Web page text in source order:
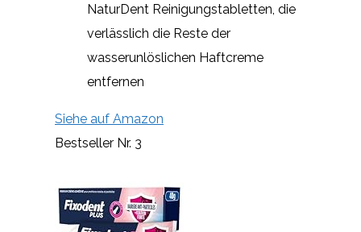
NaturDent Reinigungstabletten, die
verlässlich die Reste der
wasserunlöslichen Haftcreme
entfernen
Siehe auf Amazon
Bestseller Nr. 3